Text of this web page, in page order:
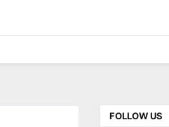
FOLLOW US